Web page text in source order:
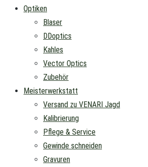
Optiken
Blaser
DDoptics
Kahles
Vector Optics
Zubehör
Meisterwerkstatt
Versand zu VENARI Jagd
Kalibrierung
Pflege & Service
Gewinde schneiden
Gravuren